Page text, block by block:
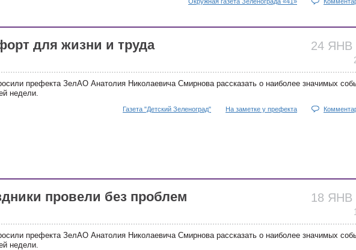
24 ЯНВ
для жизни и труда
префекта ЗелАО Анатолия Николаевича Смирнова рассказать о наиболее значимых
недели.
Газета "Детский Зеленоград" На заметке у префекта
18 ЯНВ
провели без проблем
префекта ЗелАО Анатолия Николаевича Смирнова рассказать о наиболее значимых
недели.